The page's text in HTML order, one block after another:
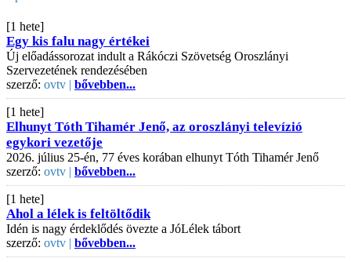
[1 hete]
Egy kis falu nagy értékei
Új előadássorozat indult a Rákóczi Szövetség Oroszlányi
Szervezetének rendezésében
szerző: ovtv | bővebben...
[1 hete]
Elhunyt Tóth Tihamér Jenő, az oroszlányi televízió
egykori vezetője
2026. július 25-én, 77 éves korában elhunyt Tóth Tihamér Jenő
szerző: ovtv | bővebben...
[1 hete]
Ahol a lélek is feltöltődik
Idén is nagy érdeklődés övezte a JóLélek tábort
szerző: ovtv | bővebben...